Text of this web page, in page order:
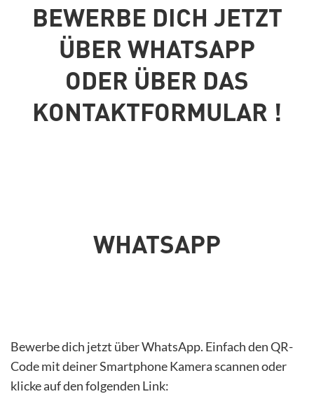
BEWERBE DICH JETZT
ÜBER WHATSAPP
ODER ÜBER DAS
KONTAKTFORMULAR !
WHATSAPP
Bewerbe dich jetzt über WhatsApp. Einfach den QR-
Code mit deiner Smartphone Kamera scannen oder
klicke auf den folgenden Link: